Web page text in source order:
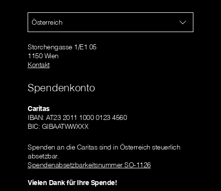
Österreich
Storchengasse 1/E1 05
1150 Wien
Kontakt
Spendenkonto
Caritas
IBAN: AT23 2011 1000 0123 4560
BIC: GIBAATWWXXX
Spenden an die Caritas sind in Österreich steuerlich
absetzbar.
Spendenabsetzbarkeitsnummer SO-1126
Vielen Dank für Ihre Spende!